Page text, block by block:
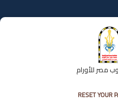
مصر للأورام
RESET YOUR